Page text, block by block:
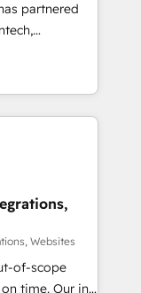
HubSpot
team:
partnered
With
scalable
challenges.
data loss or
🔹
tech stack
Websites
of-scope
Our in-